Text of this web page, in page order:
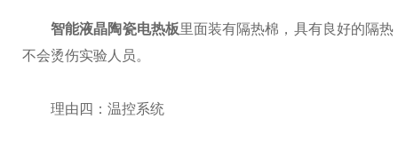
智能液晶陶瓷电热板里面装有隔热棉，具有良好的隔
不会烫伤实验人员。
理由四：温控系统